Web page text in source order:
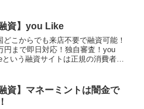
嫌がらせなどを実際に体験をもとに
しています。優良で審査の柔軟な貸
者の紹介と新しい審査なしも資金調
法も紹介しています！
融資】you Like
どこからでも来店不要で融資可能！
円まで即日対応！独自審査！you
という融資サイトは正規の消費者金
えられたスマホ専用の闇金サイトな
時間が経て...
融資】マネーミントは闇金で